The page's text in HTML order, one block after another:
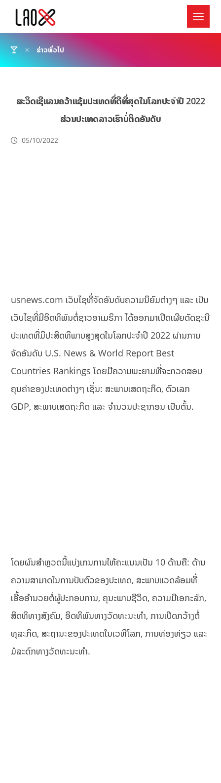
ຂ່າວທົ່ວໄປ
ສະວິດເຊີແລນຄວ້າແຊ້ມປະເທດທີ່ດີທີ່ສຸດໃນໂລກປະຈໍາປີ 2022
ສ່ວນປະເທດລາວເຮົາບໍ່ຕິດອັນດັບ
05/10/2022
usnews.com ເວັບໄຊທີ່ຈັດອັນດັບຄວາມນິຍົມຕ່າງໆ ແລະ ເປັນ
ເວັບໄຊທີ່ມີອິດທິພົນຕໍ່ຊາວອາເມຣິກາ ໄດ້ອອກມາເປີດເຜີຍດັດຊະນີ
ປະເທດທີ່ມີປະສິດທິພາບສູງສຸດໃນໂລກປະຈໍາປີ 2022 ຜ່ານການ
ຈັດອັນດັບ U.S. News & World Report Best
Countries Rankings ໂດຍມີຄວາມພະຍາມທີ່ຈະກວດສອບ
ຄຸນຄ່າຂອງປະເທດຕ່າງໆ ເຊັ່ນ: ສະພາບເສດຖະກິດ, ຕົວເລກ
GDP, ສະພາບເສດຖະກິດ ແລະ ຈໍານວນປະຊາກອນ ເປັນຕົ້ນ.
ໂດຍຜົນສຳຫຼວດນີ້ແບ່ງເກນການໃຫ້ຄະແນນເປັນ 10 ດ້ານຄື: ດ້ານ
ຄວາມສາມາດໃນການປັບຕົວຂອງປະເທດ, ສະພາບແວດລ້ອມທີ່
ເອື້ອອຳນວຍຕໍ່ຜູ້ປະກອບການ, ຄຸນະພາບຊີວິດ, ຄວາມມີເອກະລັກ,
ສິດທິທາງສັງຄົມ, ອິດທິພົນທາງວັດທະນະທໍາ, ການເປີດກວ້າງຕໍ່
ທຸລະກິດ, ສະຖານະຂອງປະເທດໃນເວທີໂລກ, ການທ່ອງທ່ຽວ ແລະ
ມໍລະດົກທາງວັດທະນະທຳ.